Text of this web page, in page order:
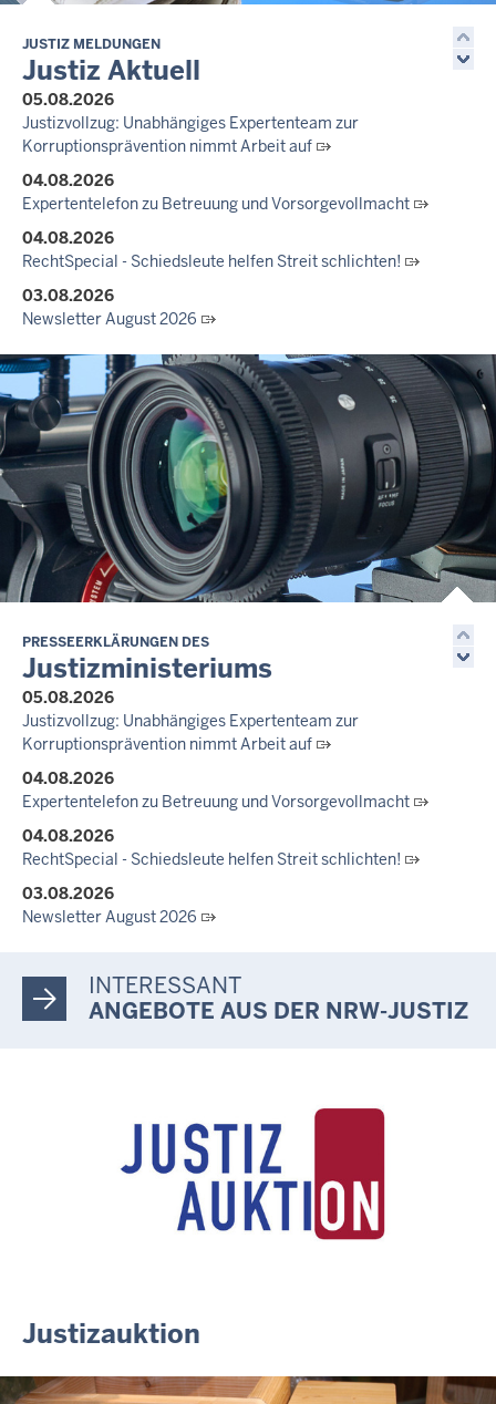
JUSTIZ MELDUNGEN
Justiz Aktuell
05.08.2026
Justizvollzug: Unabhängiges Expertenteam zur
Korruptionsprävention nimmt Arbeit auf
04.08.2026
Expertentelefon zu Betreuung und Vorsorgevollmacht
04.08.2026
RechtSpecial - Schiedsleute helfen Streit schlichten!
03.08.2026
Newsletter August 2026
27.07.2026
Dein Mut findet Rückhalt: Die Justiz NRW unterstützt
Informationskampagne gegen häusliche Gewalt
10.07.2026
Anerkennung für innovative Suizidpräventionsarbeit: JVA Köln
ausgezeichnet
14.07.2026
Justiz der Zukunft gemeinsam gestalten: Minister Limbach
zieht positive Bilanz des Projekts Zukunftswerkstatt Justiz
Nordrhein-Westfalen
Newsletter Juli 2026
30.06.2026
288 Anwärterinnen und Anwärter des Jahrgangs 2024/2026
der Justizvollzugsschule NRW geehrt
30.06.2026
RechtSpecial - Schiedsleute helfen Streit schlichten!
PRESSEERKLÄRUNGEN DES
Justizministeriums
05.08.2026
Justizvollzug: Unabhängiges Expertenteam zur
Korruptionsprävention nimmt Arbeit auf
04.08.2026
Expertentelefon zu Betreuung und Vorsorgevollmacht
04.08.2026
RechtSpecial - Schiedsleute helfen Streit schlichten!
03.08.2026
Newsletter August 2026
Dein Mut findet Rückhalt: Die Justiz NRW unterstützt
Informationskampagne gegen häusliche Gewalt
Justiz der Zukunft gemeinsam gestalten: Minister Limbach
zieht positive Bilanz des Projekts Zukunftswerkstatt Justiz
der Justizvollzugsschule NRW geehrt
RechtSpecial - Schiedsleute helfen Streit schlichten!
INTERESSANT
ANGEBOTE AUS DER NRW-JUSTIZ
Justizauktion